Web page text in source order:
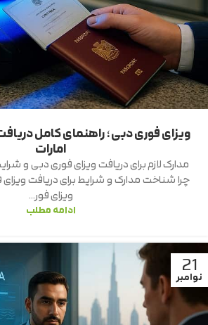
ویزای فوری دبی؛ راهنمای کامل
امارات
مدارک لازم برای دریافت ویزای فوری دبی و
چرا شناخت مدارک و شرایط برای دریافت
ویزای فور...
ادامه مطلب
21
نوامبر